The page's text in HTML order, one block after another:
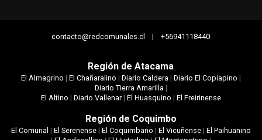
contacto@redcomunales.cl | +56941118440
Región de Atacama
El Almagrino | El Chañaralino | Diario Caldera| Diario El Copiapino |
Diario Tierra Amarilla|
El Altino | Diario Vallenar| El Huasquino | El Freirinense
Región de Coquimbo
El Comunal | El Serenense| El Coquimbano | El Vicuñense| El Paihuanino